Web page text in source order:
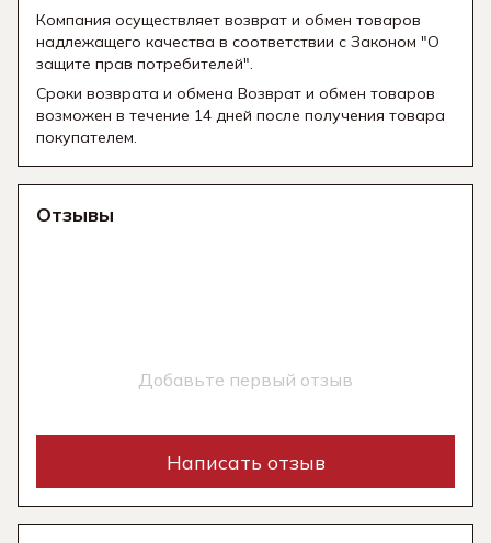
Компания осуществляет возврат и обмен товаров
надлежащего качества в соответствии с Законом "О
защите прав потребителей".
Сроки возврата и обмена Возврат и обмен товаров
возможен в течение 14 дней после получения товара
покупателем.
Отзывы
Добавьте первый отзыв
Написать отзыв